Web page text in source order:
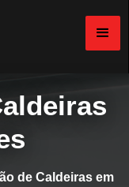
de Caldeiras em